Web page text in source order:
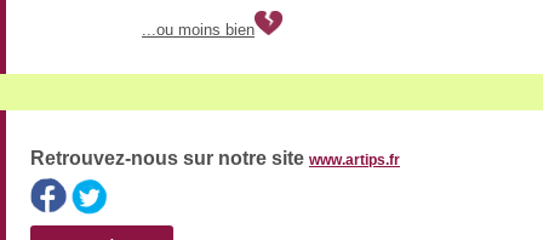
...ou moins bien
Retrouvez-nous sur notre site www.artips.fr